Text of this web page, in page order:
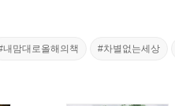
내맘대로올해의책 #차별없는세상